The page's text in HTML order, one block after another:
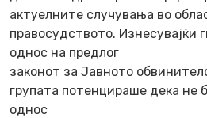
актуелните случувања во
правосудството. Изнесувајќи
однос на предлог
законот за Јавното
групата потенцираше дека не
однос